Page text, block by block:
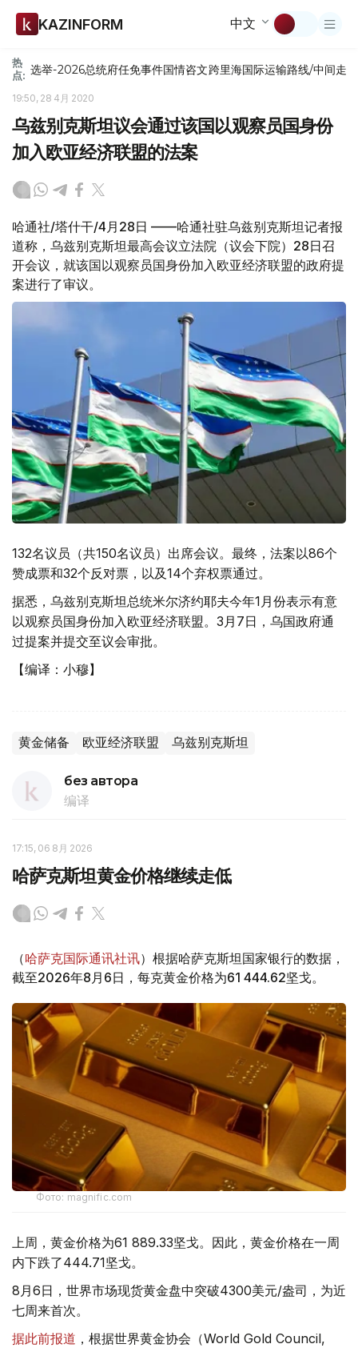
KAZINFORM 中文
热
点: 选举-2026总统府任免事件国情咨文跨里海国际运输路线/中间走廊
19:50, 28 4月 2020
乌兹别克斯坦议会通过该国以观察员国身份
加入欧亚经济联盟的法案
哈通社/塔什干/4月28日 ——哈通社驻乌兹别克斯坦记者报
道称，乌兹别克斯坦最高会议立法院（议会下院）28日召
开会议，就该国以观察员国身份加入欧亚经济联盟的政府提
案进行了审议。
132名议员（共150名议员）出席会议。最终，法案以86个
赞成票和32个反对票，以及14个弃权票通过。
据悉，乌兹别克斯坦总统米尔济约耶夫今年1月份表示有意
以观察员国身份加入欧亚经济联盟。3月7日，乌国政府通
过提案并提交至议会审批。
【编译：小穆】
黄金储备 欧亚经济联盟 乌兹别克斯坦
без автора
编译
17:15, 06 8月 2026
哈萨克斯坦黄金价格继续走低
（哈萨克国际通讯社讯）根据哈萨克斯坦国家银行的数据，
截至2026年8月6日，每克黄金价格为61 444.62坚戈。
Фото: magnific.com
上周，黄金价格为61 889.33坚戈。因此，黄金价格在一周
内下跌了444.71坚戈。
8月6日，世界市场现货黄金盘中突破4300美元/盎司，为近
七周来首次。
据此前报道 ，根据世界黄金协会（World Gold Council,